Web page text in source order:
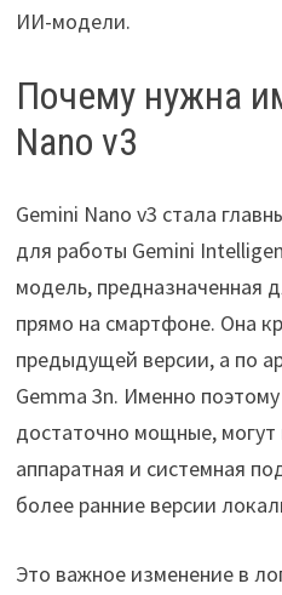
ИИ-модели.
Почему нужна
Nano v3
Gemini Nano v3 стала
для работы Gemini
модель, предназначенная
прямо на смартфоне. Она
предыдущей версии, а по
Gemma 3n. Именно
достаточно мощные, могут
аппаратная и системная
более ранние версии
Это важное изменение в